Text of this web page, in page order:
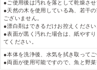
●ご使用後は汚れを落として乾燥させ
●天然の木を使用している為、若干
ございません。
●漂白剤はできるだけお控えください
●表面が黒く汚れた場合は、紙やす
てください。
●本体を洗浄後、水気を拭き取ってご
●両面が使用可能ですので、魚と野菜